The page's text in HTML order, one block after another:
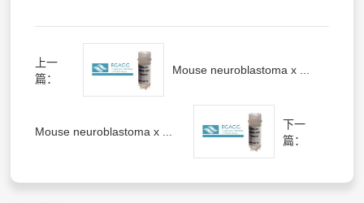
上一
篇：
Mouse neuroblastoma x ...
Mouse neuroblastoma x ...
下一
篇：